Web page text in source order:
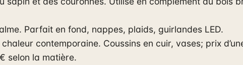
Parfait en fond, nappes, plaids, guirlandes LED.
chaleur contemporaine. Coussins en cuir, vases; prix
selon la matière.